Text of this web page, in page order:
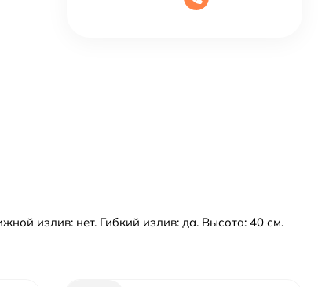
излив: нет. Гибкий излив: да. Высота: 40 см.